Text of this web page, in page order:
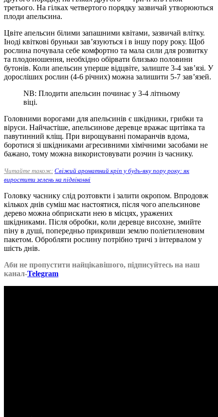
третього. На гілках четвертого порядку зазвичай утворюються
плоди апельсина.
Цвіте апельсин білими запашними квітами, зазвичай влітку.
Іноді квіткові бруньки зав’язуються і в іншу пору року. Щоб
рослина почувала себе комфортно та мала сили для розвитку
та плодоношення, необхідно обірвати близько половини
бутонів. Коли апельсин уперше відцвіте, залиште 3-4 зав’язі. У
доросліших рослин (4-6 річних) можна залишити 5-7 зав’язей.
NB: Плодити апельсин починає у 3-4 літньому
віці.
Головними ворогами для апельсинів є шкідники, грибки та
віруси. Найчастіше, апельсинове деревце вражає щитівка та
павутинний кліщ. При вирощуванні помаранчів вдома,
боротися зі шкідниками агресивними хімічними засобами не
бажано, тому можна використовувати розчин із часнику.
Читайте також: Свіжий ароматний кріп у будь-яку пору року: як
виростити зелень на підвіконні
Головку часнику слід розтовкти і залити окропом. Впродовж
кількох днів суміш має настоятися, після чого апельсинове
дерево можна обприскати нею в місцях, уражених
шкідниками. Після обробки, коли деревце висохне, змийте
піну в душі, попередньо прикривши землю поліетиленовим
пакетом. Обробляти рослину потрібно тричі з інтервалом у
шість днів.
Аби не пропустити найцікавішого, підписуйтесь на наш
канал-Telegram